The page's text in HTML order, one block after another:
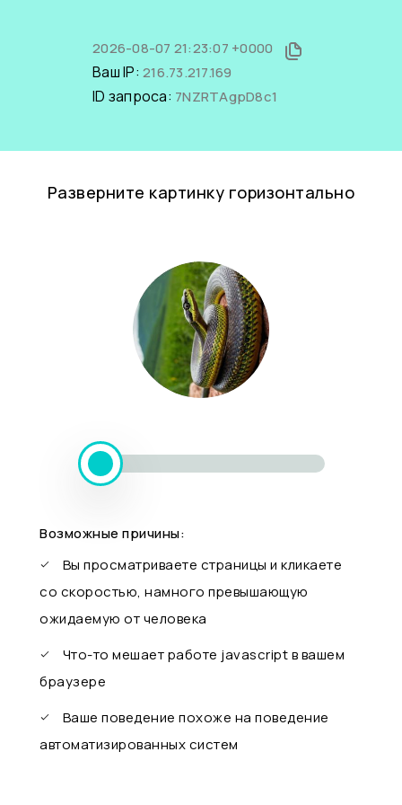
2026-08-07 21:23:07 +0000
Ваш IP: 216.73.217.169
ID запроса: 7NZRTAgpD8c1
Разверните картинку горизонтально
Возможные причины:
Вы просматриваете страницы и кликаете
со скоростью, намного превышающую
ожидаемую от человека
Что-то мешает работе javascript в вашем
браузере
Ваше поведение похоже на поведение
автоматизированных систем